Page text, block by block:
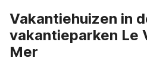
Vakantiehuizen in
vakantieparken Le
Mer